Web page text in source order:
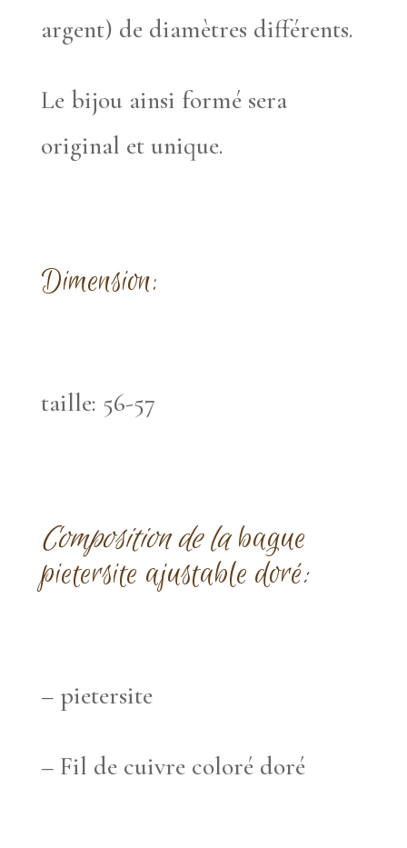
argent) de diamètres différents.
Le bijou ainsi formé sera
original et unique.
Dimension:
taille: 56-57
Composition de labague
pietersite ajustable doré:
– pietersite
– Fil de cuivre coloré doré